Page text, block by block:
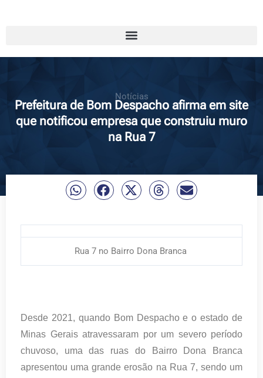
Notícias
Prefeitura de Bom Despacho afirma em site
que notificou empresa que construiu muro
na Rua 7
Rua 7 no Bairro Dona Branca
Desde 2021, quando Bom Despacho e o estado de
Minas Gerais atravessaram por um severo período
chuvoso, uma das ruas do Bairro Dona Branca
apresentou uma grande erosão na Rua 7, sendo um